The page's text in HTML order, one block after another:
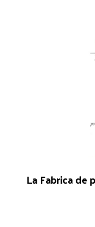
La Fabrica de